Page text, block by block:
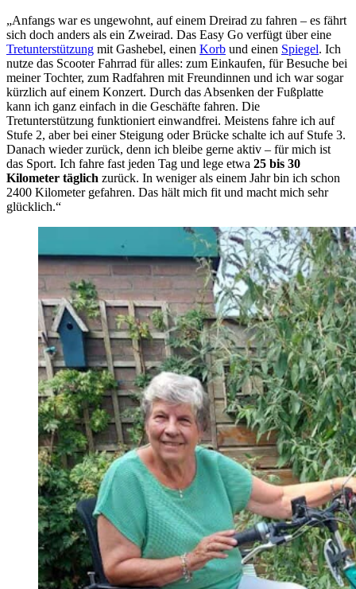
„Anfangs war es ungewohnt, auf einem Dreirad zu fahren – es fährt
sich doch anders als ein Zweirad. Das Easy Go verfügt über eine
Tretunterstützung mit Gashebel, einen Korb und einen Spiegel. Ich
nutze das Scooter Fahrrad für alles: zum Einkaufen, für Besuche bei
meiner Tochter, zum Radfahren mit Freundinnen und ich war sogar
kürzlich auf einem Konzert. Durch das Absenken der Fußplatte
kann ich ganz einfach in die Geschäfte fahren. Die
Tretunterstützung funktioniert einwandfrei. Meistens fahre ich auf
Stufe 2, aber bei einer Steigung oder Brücke schalte ich auf Stufe 3.
Danach wieder zurück, denn ich bleibe gerne aktiv – für mich ist
das Sport. Ich fahre fast jeden Tag und lege etwa 25 bis 30
Kilometer täglich zurück. In weniger als einem Jahr bin ich schon
2400 Kilometer gefahren. Das hält mich fit und macht mich sehr
glücklich.“